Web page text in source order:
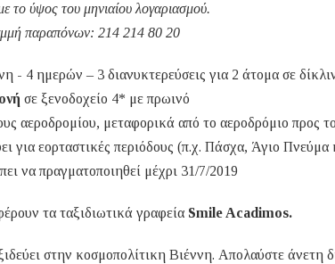
το ύψος του μηνιαίου λογαριασμού.
παραπόνων: 214 214 80 20
- 4 ημερών – 3 διανυκτερεύσεις για 2 άτομα σε
σε ξενοδοχείο 4* με πρωινό
αεροδρομίου, μεταφορικά από το αεροδρόμιο προς
για εορταστικές περιόδους (π.χ. Πάσχα, Άγιο Πνεύμα
να πραγματοποιηθεί μέχρι 31/7/2019
τα ταξιδιωτικά γραφεία Smile Acadimos.
στην κοσμοπολίτικη Βιέννη. Απολαύστε άνετη